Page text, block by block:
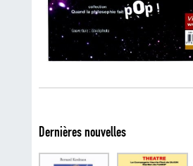
Dernières nouvelles